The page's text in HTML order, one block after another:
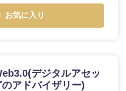
お気に入り
デジタルアセッ
のアドバイザリー)